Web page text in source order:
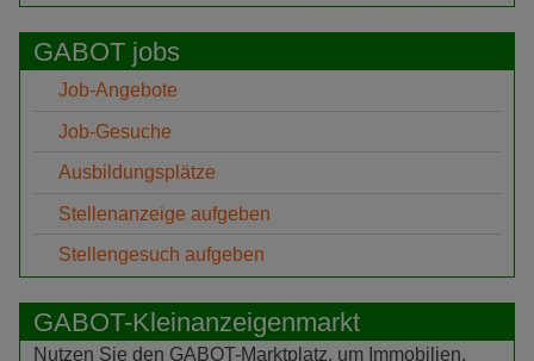
GABOT jobs
Job-Angebote
Job-Gesuche
Ausbildungsplätze
Stellenanzeige aufgeben
Stellengesuch aufgeben
GABOT-Kleinanzeigenmarkt
Nutzen Sie den GABOT-Marktplatz, um Immobilien,